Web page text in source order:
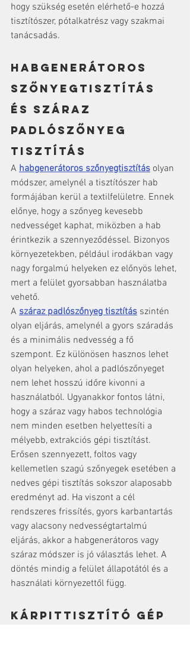
hogy szükség esetén elérhető-e hozzá
tisztítószer, pótalkatrész vagy szakmai
tanácsadás.
Habgenerátoros
szőnyegtisztítás
és száraz
padlószőnyeg
tisztítás
A habgenerátoros szőnyegtisztítás olyan
módszer, amelynél a tisztítószer hab
formájában kerül a textilfelületre. Ennek
előnye, hogy a szőnyeg kevesebb
nedvességet kaphat, miközben a hab
érintkezik a szennyeződéssel. Bizonyos
környezetekben, például irodákban vagy
nagy forgalmú helyeken ez előnyös lehet,
mert a felület gyorsabban használatba
vehető.
A száraz padlószőnyeg tisztítás szintén
olyan eljárás, amelynél a gyors száradás
és a minimális nedvesség a fő
szempont. Ez különösen hasznos lehet
olyan helyeken, ahol a padlószőnyeget
nem lehet hosszú időre kivonni a
használatból. Ugyanakkor fontos látni,
hogy a száraz vagy habos technológia
nem minden esetben helyettesíti a
mélyebb, extrakciós gépi tisztítást.
Erősen szennyezett, foltos vagy
kellemetlen szagú szőnyegek esetében a
nedves gépi tisztítás sokszor alaposabb
eredményt ad. Ha viszont a cél
rendszeres frissítés, gyors karbantartás
vagy alacsony nedvességtartalmú
eljárás, akkor a habgenerátoros vagy
száraz módszer is jó választás lehet. A
döntés mindig a felület állapotától és a
használati környezettől függ.
Kárpittisztító gép